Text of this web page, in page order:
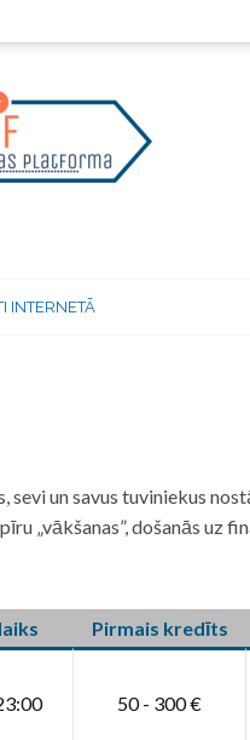
INTERNETĀ
un savus tuviniekus
„vākšanas”, došanās uz
Pirmais kredīts
50 - 300 €